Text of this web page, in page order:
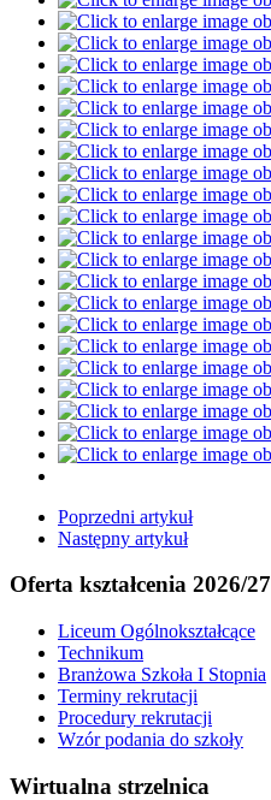
Poprzedni artykuł
Następny artykuł
Oferta kształcenia 2026/27
Liceum Ogólnokształcące
Technikum
Branżowa Szkoła I Stopnia
Terminy rekrutacji
Procedury rekrutacji
Wzór podania do szkoły
Wirtualna strzelnica